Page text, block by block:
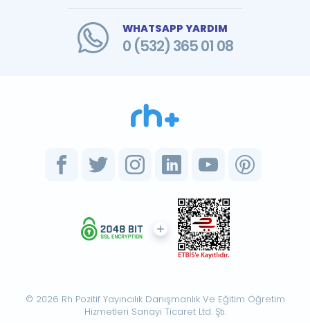
WHATSAPP YARDIM
0 (532) 365 01 08
© 2026 Rh Pozitif Yayıncılık Danışmanlık Ve Eğitim Öğretim
Hizmetleri Sanayi Ticaret Ltd. Şti.